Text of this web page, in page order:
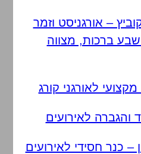
– אורגניסט וזמר
ברכות, מצווה
לאורגני קורג
והגברה לאירועים
– כנר חסידי לאירועים